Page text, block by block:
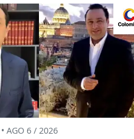
AGO 6 / 2026